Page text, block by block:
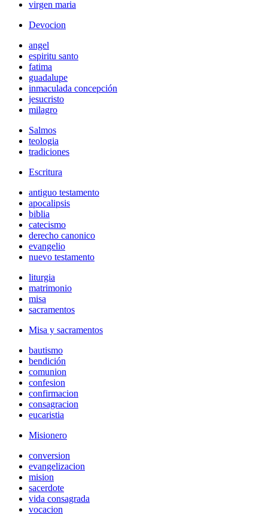
virgen maria
Devocion
angel
espiritu santo
fatima
guadalupe
inmaculada concepción
jesucristo
milagro
Salmos
teologia
tradiciones
Escritura
antiguo testamento
apocalipsis
biblia
catecismo
derecho canonico
evangelio
nuevo testamento
liturgia
matrimonio
misa
sacramentos
Misa y sacramentos
bautismo
bendición
comunion
confesion
confirmacion
consagracion
eucaristia
Misionero
conversion
evangelizacion
mision
sacerdote
vida consagrada
vocacion